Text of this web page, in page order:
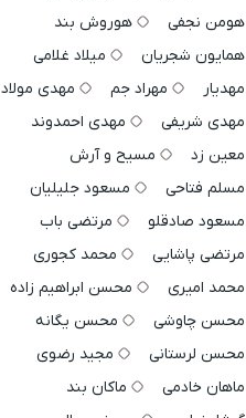
هومن نجفی
هوروش بند
همایون شجریان
میلاد غلامی
مهدیار
مهراد جم
مهدی مولاد
مهدی شریفی
مهدی احمدوند
معین زد
مسیح و آرش
مسلم فتاحی
مسعود جلیلیان
مسعود صادقلو
مرتضی باب
مرتضی پاشایی
محمد کجوری
محمد امیری
محسن ابراهیم زاده
محسن چاوشی
محسن یگانه
محسن لرستانی
مجید رضوی
ماهان خادمی
ماکان بند